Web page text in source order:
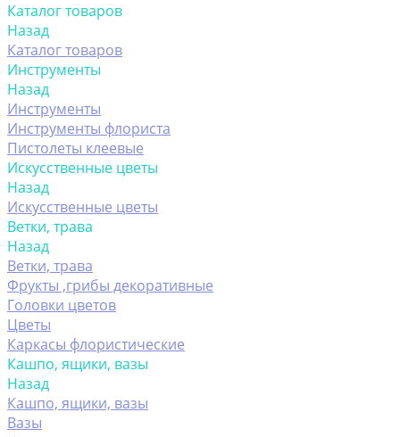
Каталог товаров
Назад
Каталог товаров
Инструменты
Назад
Инструменты
Инструменты флориста
Пистолеты клеевые
Искусственные цветы
Назад
Искусственные цветы
Ветки, трава
Назад
Ветки, трава
Фрукты ,грибы декоративные
Головки цветов
Цветы
Каркасы флористические
Кашпо, ящики, вазы
Назад
Кашпо, ящики, вазы
Вазы